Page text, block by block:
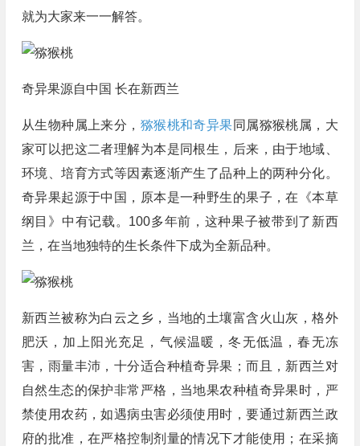
就为大家来一一解答。
奇异果源自中国 长在新西兰
从生物种属上来分， 猕猴桃和奇异果同属猕猴桃属，大
家可以把这二者理解为本是同根生，后来，由于地域、
环境、培育方式等因素逐渐产生了品种上的两种分化。
奇异果起源于中国，原本是一种野生的果子，在《本草
纲目》中有记载。100多年前，这种果子被带到了新西
兰，在当地独特的生长条件下成为全新品种。
新西兰被称为白云之乡，当地的土壤富含火山灰，格外
肥沃，加上阳光充足，气候温暖，冬无低温，春无冻
害，雨量丰沛，十分适合种植奇异果；而且，新西兰对
自然生态的保护非常严格，当地果农种植奇异果时，严
禁使用农药，如遇病虫害必须使用时，要通过新西兰政
府的批准，在严格控制剂量的情况下才能使用；在采摘